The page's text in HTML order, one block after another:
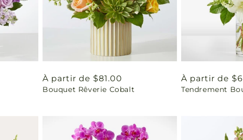
Prix
habituel
À partir de $81.00
Bouquet Rêverie Cobalt
Prix
habituel
À partir de
Tendrement